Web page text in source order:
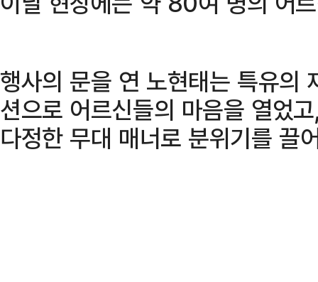
행사의 문을 연 노현태는 특유의
션으로 어르신들의 마음을 열었
다정한 무대 매너로 분위기를 끌